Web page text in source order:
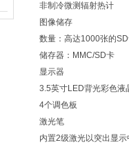
非制冷微测辐射热计
图像储存
数量：高达1000张的
储存器：MMC/SD卡
显示器
3.5英寸LED背光彩色液
4个调色板
激光笔
内置2级激光以突出显